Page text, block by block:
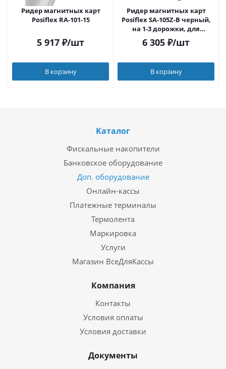
Ридер магнитных карт
Posiflex RA-101-15
5 917 ₽/шт
В корзину
Ридер магнитных карт
Posiflex SA-105Z-B черный,
на 1-3 дорожки, для
терминалов серии PS и XT
6 305 ₽/шт
В корзину
Каталог
Фискальные накопители
Банковское оборудование
Доп. оборудование
Онлайн-кассы
Платежные терминалы
Термолента
Маркировка
Услуги
Магазин ВсеДляКассы
Компания
Контакты
Условия оплаты
Условия доставки
Документы